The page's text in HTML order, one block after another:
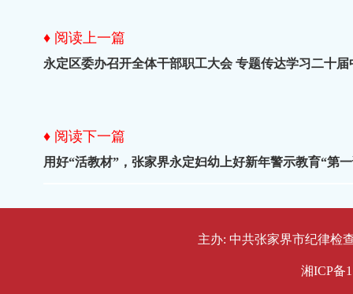
♦ 阅读上一篇
永定区委办召开全体干部职工大会 专题传达学习二十
♦ 阅读下一篇
用好“活教材”，张家界永定妇幼上好新年警示教育“第
主办: 中共张家界市纪律检
湘ICP备